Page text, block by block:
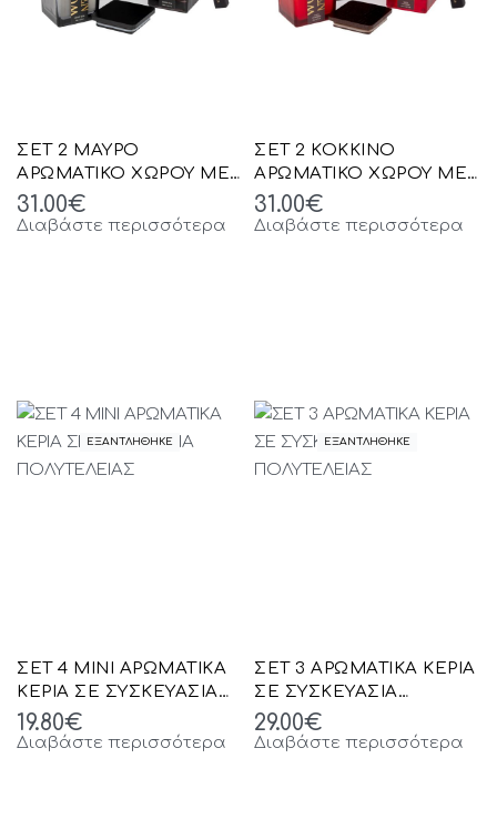
ΣΕΤ 2 ΜΑΥΡΟ
ΑΡΩΜΑΤΙΚΟ ΧΩΡΟΥ ΜΕ
ΣΤΙΚ 100ml AND ΚΕΡΙ
90gr ΣΕ ΣΥΣΚΕΥΑΣΙΑ
31.00€
Διαβάστε περισσότερα
ΣΕΤ 2 ΚΟΚΚΙΝΟ
ΑΡΩΜΑΤΙΚΟ ΧΩΡΟΥ ΜΕ
ΣΤΙΚ 100ml AND ΚΕΡΙ
90gr ΣΕ ΣΥΣΚΕΥΑΣΙΑ
31.00€
Διαβάστε περισσότερα
ΕΞΑΝΤΛΗΘΗΚΕ
ΣΕΤ 4 ΜΙΝΙ ΑΡΩΜΑΤΙΚΑ
ΚΕΡΙΑ ΣΕ ΣΥΣΚΕΥΑΣΙΑ
ΠΟΛΥΤΕΛΕΙΑΣ
19.80€
Διαβάστε περισσότερα
ΕΞΑΝΤΛΗΘΗΚΕ
ΣΕΤ 3 ΑΡΩΜΑΤΙΚΑ ΚΕΡΙΑ
ΣΕ ΣΥΣΚΕΥΑΣΙΑ
ΠΟΛΥΤΕΛΕΙΑΣ
29.00€
Διαβάστε περισσότερα